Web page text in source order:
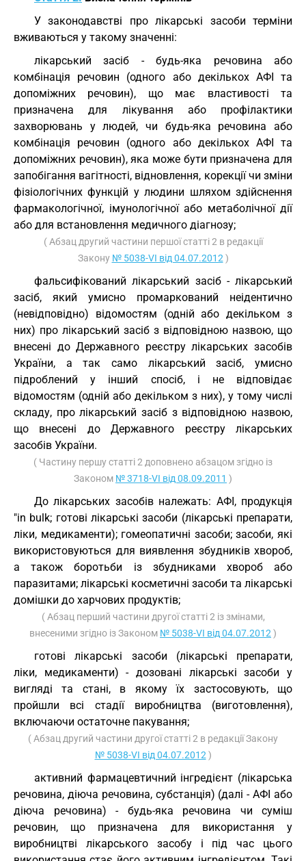
У законодавстві про лікарські засоби терміни
вживаються у такому значенні:
лікарський засіб - будь-яка речовина або
комбінація речовин (одного або декількох АФІ та
допоміжних речовин), що має властивості та
призначена для лікування або профілактики
захворювань у людей, чи будь-яка речовина або
комбінація речовин (одного або декількох АФІ та
допоміжних речовин), яка може бути призначена для
запобігання вагітності, відновлення, корекції чи зміни
фізіологічних функцій у людини шляхом здійснення
фармакологічної, імунологічної або метаболічної дії
або для встановлення медичного діагнозу;
( Абзац другий частини першої статті 2 в редакції
Закону № 5038-VI від 04.07.2012 )
фальсифікований лікарський засіб - лікарський
засіб, який умисно промаркований неідентично
(невідповідно) відомостям (одній або декільком з
них) про лікарський засіб з відповідною назвою, що
внесені до Державного реєстру лікарських засобів
України, а так само лікарський засіб, умисно
підроблений у інший спосіб, і не відповідає
відомостям (одній або декільком з них), у тому числі
складу, про лікарський засіб з відповідною назвою,
що внесені до Державного реєстру лікарських
засобів України.
( Частину першу статті 2 доповнено абзацом згідно із
Законом № 3718-VI від 08.09.2011 )
До лікарських засобів належать: АФІ, продукція
"in bulk; готові лікарські засоби (лікарські препарати,
ліки, медикаменти); гомеопатичні засоби; засоби, які
використовуються для виявлення збудників хвороб,
а також боротьби із збудниками хвороб або
паразитами; лікарські косметичні засоби та лікарські
домішки до харчових продуктів;
( Абзац перший частини другої статті 2 із змінами,
внесеними згідно із Законом № 5038-VI від 04.07.2012 )
готові лікарські засоби (лікарські препарати,
ліки, медикаменти) - дозовані лікарські засоби у
вигляді та стані, в якому їх застосовують, що
пройшли всі стадії виробництва (виготовлення),
включаючи остаточне пакування;
( Абзац другий частини другої статті 2 в редакції Закону
№ 5038-VI від 04.07.2012 )
активний фармацевтичний інгредієнт (лікарська
речовина, діюча речовина, субстанція) (далі - АФІ або
діюча речовина) - будь-яка речовина чи суміш
речовин, що призначена для використання у
виробництві лікарського засобу і під час цього